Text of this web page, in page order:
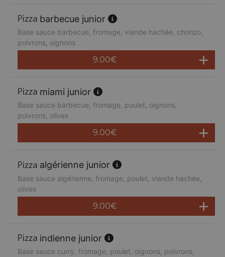
barbecue junior
Base sauce barbecue, fromage, viande hachée, chorizo,
poivrons, oignons
9.00€
miami junior
Base sauce barbecue, fromage, poulet, oignons,
poivrons, olives
9.00€
algérienne junior
Base sauce algérienne, fromage, poulet, viande hachée,
olives
9.00€
indienne junior
Base sauce curry, fromage, poulet, oignons, poivrons,